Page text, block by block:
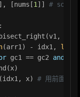
[nums[1 ]] #
x),
(arr1) - idx1, len
gc1 == gc2 and
x)
# 用前面